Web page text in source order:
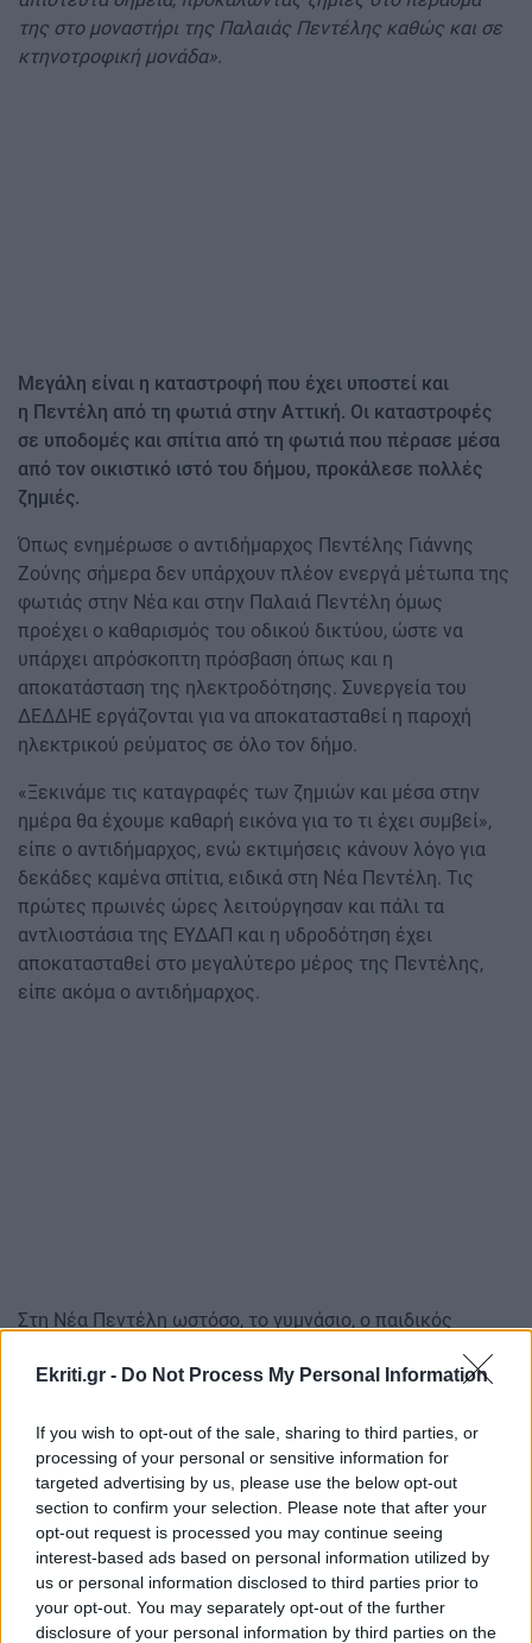
Ekriti.gr - Do Not Process My Personal Information
If you wish to opt-out of the sale, sharing to third parties, or
processing of your personal or sensitive information for
targeted advertising by us, please use the below opt-out
section to confirm your selection. Please note that after your
opt-out request is processed you may continue seeing
interest-based ads based on personal information utilized by
us or personal information disclosed to third parties prior to
your opt-out. You may separately opt-out of the further
disclosure of your personal information by third parties on the
της στο μοναστήρι της Παλαιάς Πεντέλης καθώς και σε
κτηνοτροφική μονάδα».
Μεγάλη είναι η καταστροφή που έχει υποστεί και
η Πεντέλη από τη φωτιά στην Αττική. Οι καταστροφές
σε υποδομές και σπίτια από τη φωτιά που πέρασε μέσα
από τον οικιστικό ιστό του δήμου, προκάλεσε πολλές
ζημιές.
Όπως ενημέρωσε ο αντιδήμαρχος Πεντέλης Γιάννης
Ζούνης σήμερα δεν υπάρχουν πλέον ενεργά μέτωπα της
φωτιάς στην Νέα και στην Παλαιά Πεντέλη όμως
προέχει ο καθαρισμός του οδικού δικτύου, ώστε να
υπάρχει απρόσκοπτη πρόσβαση όπως και η
αποκατάσταση της ηλεκτροδότησης. Συνεργεία του
ΔΕΔΔΗΕ εργάζονται για να αποκατασταθεί η παροχή
ηλεκτρικού ρεύματος σε όλο τον δήμο.
«Ξεκινάμε τις καταγραφές των ζημιών και μέσα στην
ημέρα θα έχουμε καθαρή εικόνα για το τι έχει συμβεί»,
είπε ο αντιδήμαρχος, ενώ εκτιμήσεις κάνουν λόγο για
δεκάδες καμένα σπίτια, ειδικά στη Νέα Πεντέλη. Τις
πρώτες πρωινές ώρες λειτούργησαν και πάλι τα
αντλιοστάσια της ΕΥΔΑΠ και η υδροδότηση έχει
αποκατασταθεί στο μεγαλύτερο μέρος της Πεντέλης,
είπε ακόμα ο αντιδήμαρχος.
Στη Νέα Πεντέλη ωστόσο, το γυμνάσιο, ο παιδικός
υποστεί πολύ σημαντικές ζημιές, ενώ καταστράφηκαν
αποκατάσταση όσων βλαβών μπορούν να
αποκατασταθούν, είπε ο αντιδήμαρχος.
Στον Μαραθώνα, η φωτιά άφησε πίσω της πολλές
καμένες εκτάσεις και οικολογική καταστροφή. Οι
κολόνες ηλεκτροδότησης είτε έχουν καεί ή έχουν
καταστραφεί και δε μπορούν να δώσουν ρεύμα στην
περιοχή.